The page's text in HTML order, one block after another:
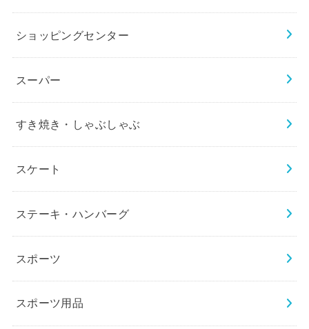
ショッピングセンター
スーパー
すき焼き・しゃぶしゃぶ
スケート
ステーキ・ハンバーグ
スポーツ
スポーツ用品